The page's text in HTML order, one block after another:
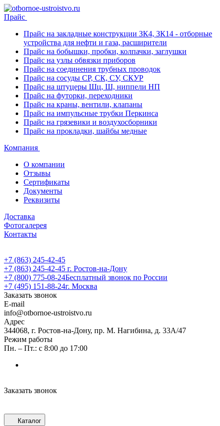
Прайс
Прайс на закладные конструкции ЗК4, ЗК14 - отборные
устройства для нефти и газа, расширители
Прайс на бобышки, пробки, колпачки, заглушки
Прайс на узлы обвязки приборов
Прайс на соединения трубных проводок
Прайс на сосуды СР, СК, СУ, СКУР
Прайс на штуцеры Шц, Ш, ниппели НП
Прайс на футорки, переходники
Прайс на краны, вентили, клапаны
Прайс на импульсные трубки Перкинса
Прайс на грязевики и воздухосборники
Прайс на прокладки, шайбы медные
Компания
О компании
Отзывы
Сертификаты
Документы
Реквизиты
Доставка
Фотогалерея
Контакты
+7 (863) 245-42-45
+7 (863) 245-42-45 г. Ростов-на-Дону
+7 (800) 775-08-24Бесплатный звонок по России
+7 (495) 151-88-24г. Москва
Заказать звонок
E-mail
info@otbornoe-ustroistvo.ru
Адрес
344068, г. Ростов-на-Дону, пр. М. Нагибина, д. 33А/47
Режим работы
Пн. – Пт.: с 8:00 до 17:00
Заказать звонок
Каталог